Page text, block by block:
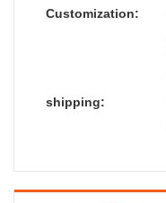
Customization:
shipping: